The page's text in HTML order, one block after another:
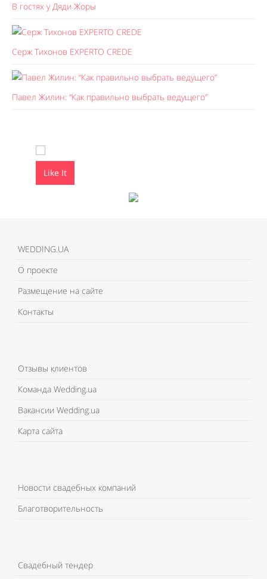
В гостях у Дяди Жоры
Серж Тихонов EXPERTO CREDE
Павел Жилин: “Как правильно выбрать ведущего”
Like It
WEDDING.UA
О проекте
Размещение на сайте
Контакты
Отзывы клиентов
Команда Wedding.ua
Вакансии Wedding.ua
Карта сайта
Новости свадебных компаний
Благотворительность
Свадебный тендер